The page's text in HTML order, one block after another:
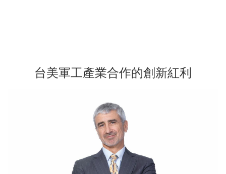
台美軍工產業合作的創新紅利